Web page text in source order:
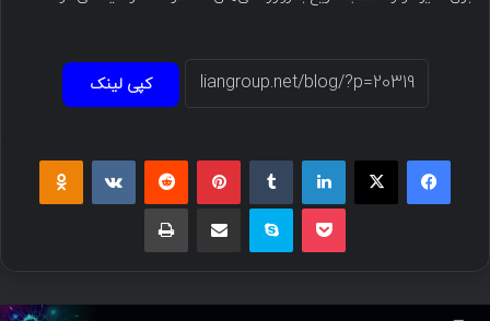
کپی لینک
فیسبوک ایکس لینکداین پینتریست
پاکت اسکایپ چاپ